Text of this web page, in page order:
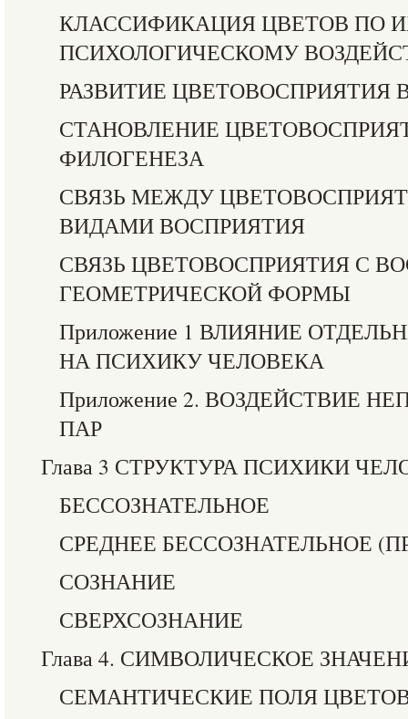
КЛАССИФИКАЦИЯ ЦВЕТОВ ПО
ПСИХОЛОГИЧЕСКОМУ
РАЗВИТИЕ ЦВЕТОВОСПРИЯТИЯ
СТАНОВЛЕНИЕ
ФИЛОГЕНЕЗА
СВЯЗЬ МЕЖДУ
ВИДАМИ ВОСПРИЯТИЯ
СВЯЗЬ ЦВЕТОВОСПРИЯТИЯ С
ГЕОМЕТРИЧЕСКОЙ ФОРМЫ
Приложение 1 ВЛИЯНИЕ
НА ПСИХИКУ ЧЕЛОВЕКА
Приложение 2. ВОЗДЕЙСТВИЕ
ПАР
Глава 3 СТРУКТУРА ПСИХИКИ
БЕССОЗНАТЕЛЬНОЕ
СРЕДНЕЕ БЕССОЗНАТЕЛЬНОЕ
СОЗНАНИЕ
СВЕРХСОЗНАНИЕ
Глава 4. СИМВОЛИЧЕСКОЕ
СЕМАНТИЧЕСКИЕ ПОЛЯ